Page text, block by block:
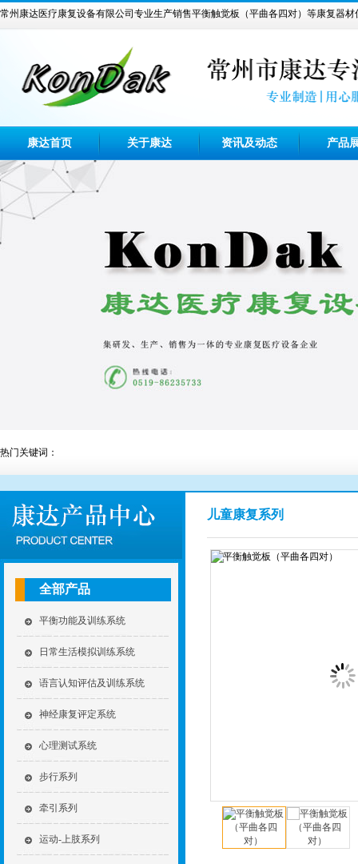
常州康达医疗康复设备有限公司专业生产销售平衡触觉板（平曲各四对）等康复器材
康达首页 关于康达 资讯及动态 产品
热门关键词：
全部产品
平衡功能及训练系统
日常生活模拟训练系统
语言认知评估及训练系统
神经康复评定系统
心理测试系统
步行系列
牵引系列
运动-上肢系列
儿童康复系列